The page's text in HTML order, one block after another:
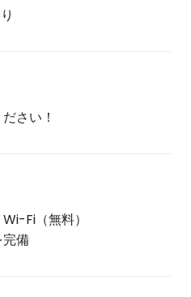
さい！
Fi（無料）
備